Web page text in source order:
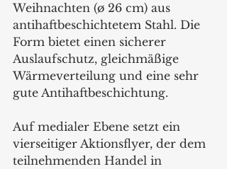
Weihnachten (ø 26 cm) aus
antihaftbeschichtetem Stahl. Die
Form bietet einen sicherer
Auslaufschutz, gleichmäßige
Wärmeverteilung und eine sehr
gute Antihaftbeschichtung.
Auf medialer Ebene setzt ein
vierseitiger Aktionsflyer, der dem
teilnehmenden Handel in